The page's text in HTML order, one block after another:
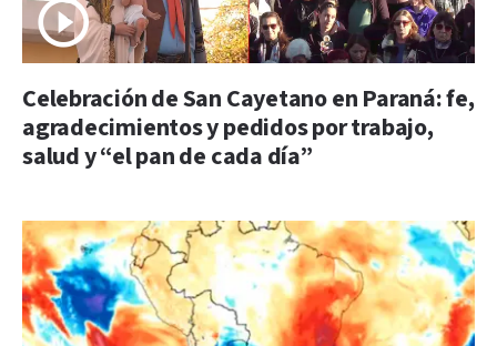
Celebración de San Cayetano en Paraná: fe,
agradecimientos y pedidos por trabajo,
salud y “el pan de cada día”